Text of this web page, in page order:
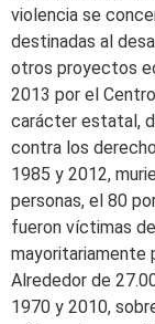
violencia se
destinadas al
otros proyectos
2013 por el
carácter estatal,
contra los
1985 y 2012,
personas, el 80
fueron víctimas
mayoritariamente
Alrededor de
1970 y 2010,